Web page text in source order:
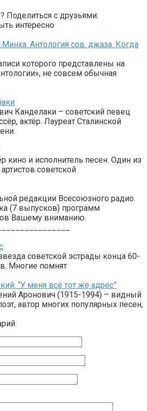
Поделиться с друзьями:
интересно
Антология сов. джаза. Когда
которого представлены на
не совсем обычная
Канделаки – советский певец
актёр. Лауреат Сталинской
кино и исполнитель песен. Один из
советской
редакции Всесоюзного радио.
(7 выпусков) программ
Вашему вниманию.
советской эстрады конца 60-
Многие помнят
“У меня всё тот же адрес”
Аронович (1915-1994) – видный
автор многих популярных песен,